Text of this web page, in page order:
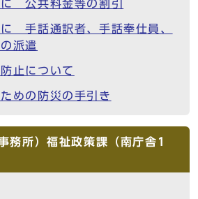
公共料金等の割引
手話通訳者、手話奉仕員、
派遣
止について
めの防災の手引き
務所）福祉政策課（南庁舎1